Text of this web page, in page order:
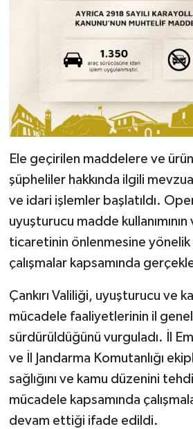
Ele geçirilen maddelere ve
şüpheliler hakkında ilgili
ve idari işlemler başlatıldı.
uyuşturucu madde
ticaretinin önlenmesine
çalışmalar kapsamında
Çankırı Valiliği, uyuşturucu ve
mücadele faaliyetlerinin il
sürdürüldüğünü vurguladı. İl
ve İl Jandarma Komutanlığı
sağlığını ve kamu düzenini
mücadele kapsamında
devam ettiği ifade edildi.